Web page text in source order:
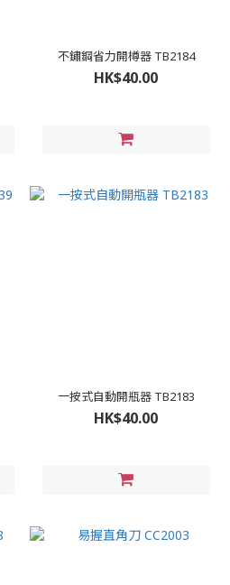
不鏽鋼省力開樽器 TB2184
HK$40.00
一按式自動開瓶器 TB2183
HK$40.00